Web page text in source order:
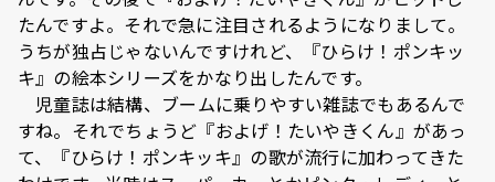
たんですよ。それで急に注目されるようになりまして。
うちが独占じゃないんですけれど、『ひらけ！ポンキッ
キ』の絵本シリーズをかなり出したんです。
児童誌は結構、ブームに乗りやすい雑誌でもあるんで
すね。それでちょうど『およげ！たいやきくん』があっ
て、『ひらけ！ポンキッキ』の歌が流行に加わってきた